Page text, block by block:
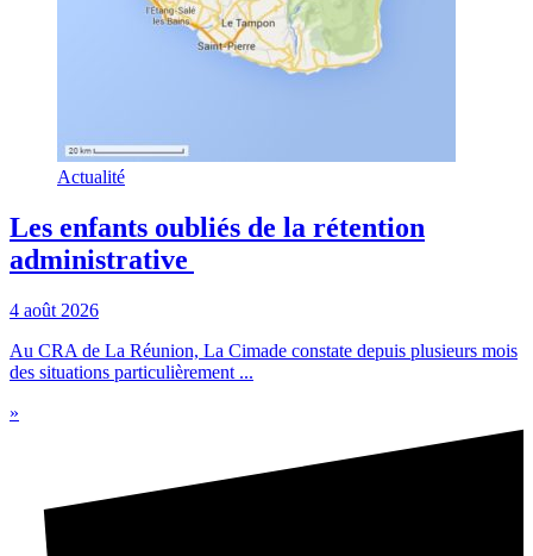
Actualité
Les enfants oubliés de la rétention
administrative
4 août 2026
Au CRA de La Réunion, La Cimade constate depuis plusieurs mois
des situations particulièrement ...
»